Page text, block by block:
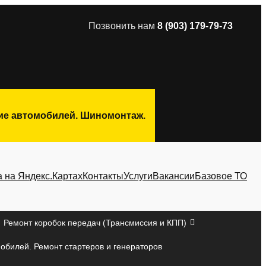
Позвонить нам 8 (903) 179-79-73
автомобилей. Шиномонтаж.
на Яндекс.КартахКонтактыУслугиВакансииБазовое ТО
Ремонт коробок передач (Трансмиссия и КПП)
Ремонт стартеров и генераторов